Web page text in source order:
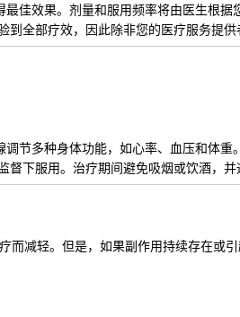
佳效果。剂量和服用频率将由医生根
全部疗效，因此除非您的医疗服务提供
节多种身体功能，如心率、血压和体
下服用。治疗期间避免吸烟或饮酒，并
而减轻。但是，如果副作用持续存在或引